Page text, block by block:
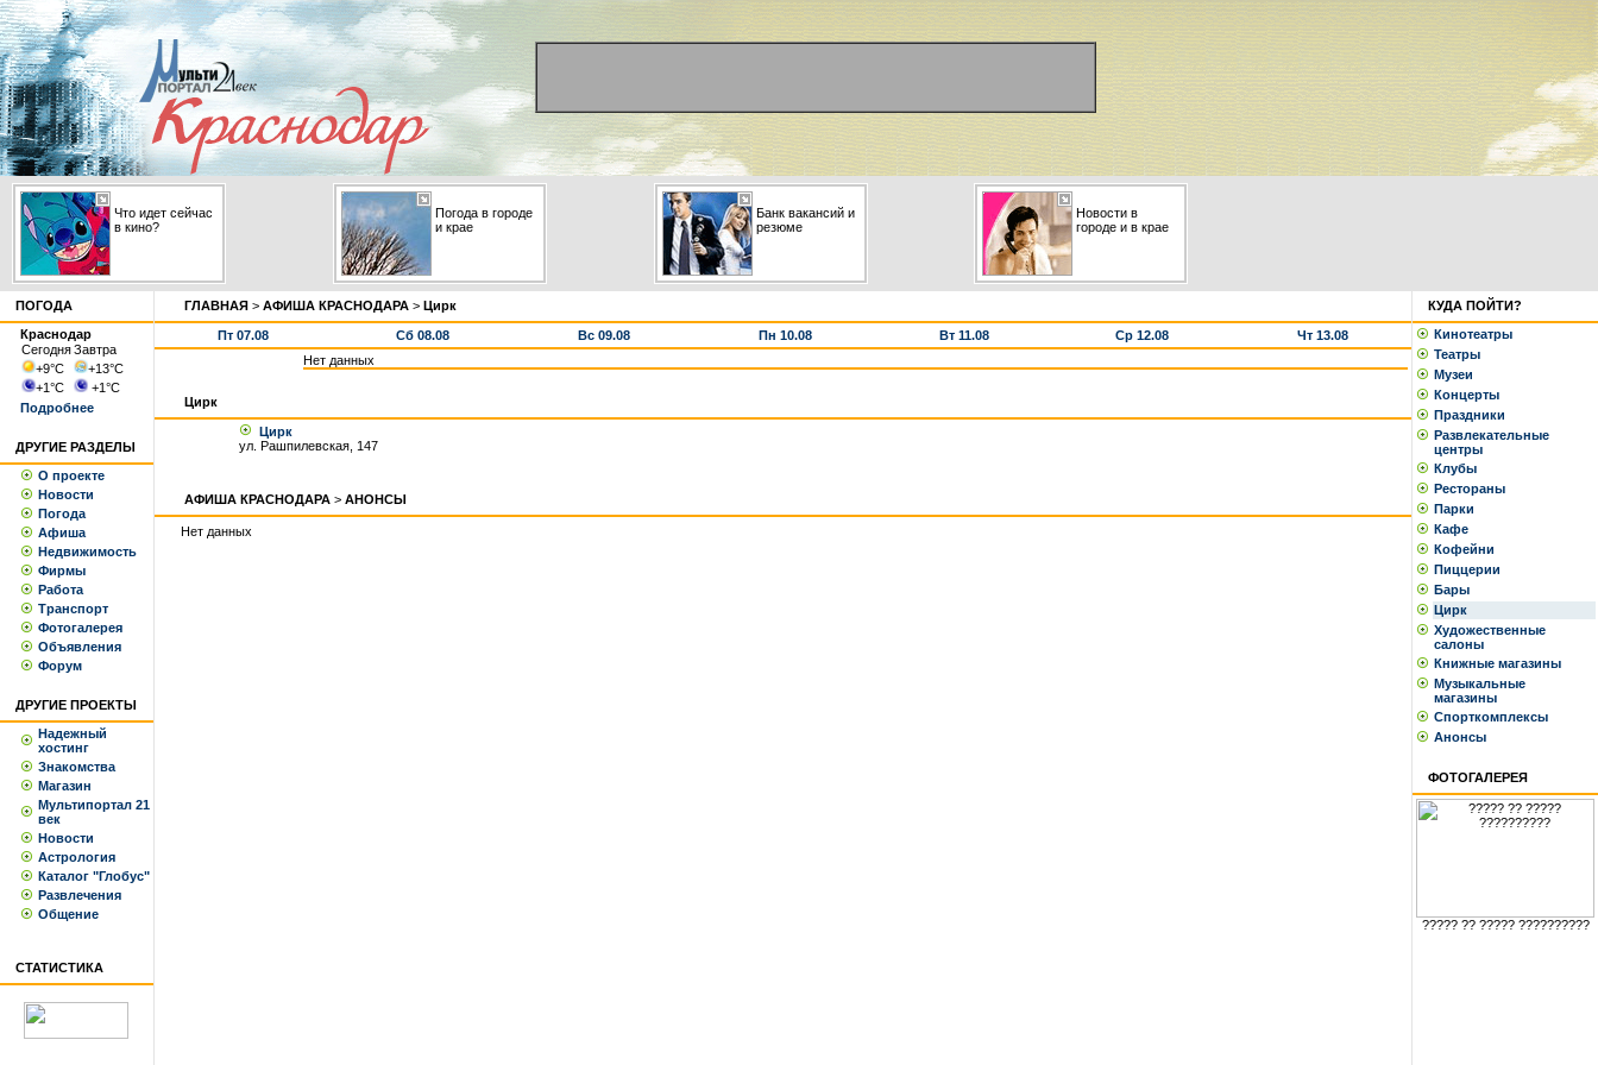
Что идет сейчас
в кино?
Погода в городе
и крае
Банк вакансий и
резюме
Новости в
городе и в крае
ПОГОДА
Краснодар
СегодняЗавтра
+9°С +13°С
+1°С +1°С
Подробнее
ДРУГИЕ РАЗДЕЛЫ
О проекте
Новости
Погода
Афиша
Недвижимость
Фирмы
Работа
Транспорт
Фотогалерея
Объявления
Форум
ДРУГИЕ ПРОЕКТЫ
Надежный
хостинг
Знакомства
Магазин
Мультипортал 21
век
Новости
Астрология
Каталог "Глобус"
Развлечения
Общение
СТАТИСТИКА
ГЛАВНАЯ > АФИША КРАСНОДАРА > Цирк
Пт 07.08 Сб 08.08 Вс 09.08 Пн 10.08 Вт 11.08 Ср 12.08
Чт 13.08
Нет данных
Цирк
Цирк
ул. Рашпилевская, 147
АФИША КРАСНОДАРА > АНОНСЫ
Нет данных
КУДА ПОЙТИ?
Кинотеатры
Театры
Музеи
Концерты
Праздники
Развлекательные
центры
Клубы
Рестораны
Парки
Кафе
Кофейни
Пиццерии
Бары
Цирк
Художественные
салоны
Книжные магазины
Музыкальные
магазины
Спорткомплексы
Анонсы
ФОТОГАЛЕРЕЯ
????? ?? ????? ??????????